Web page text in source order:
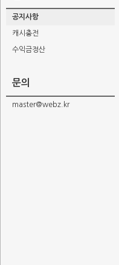
공지사항
캐시충전
수익금정산
문의
master@webz.kr